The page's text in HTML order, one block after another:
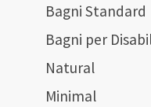
Bagni Standard
Bagni per
Natural
Minimal